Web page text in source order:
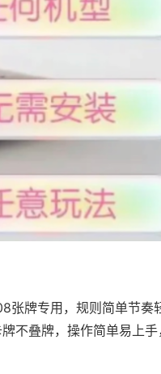
张牌专用，规则简单节奏
不叠牌，操作简单易上手